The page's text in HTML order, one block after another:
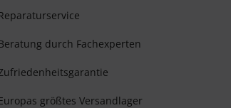
durch Fachexperten
größtes Versandlager